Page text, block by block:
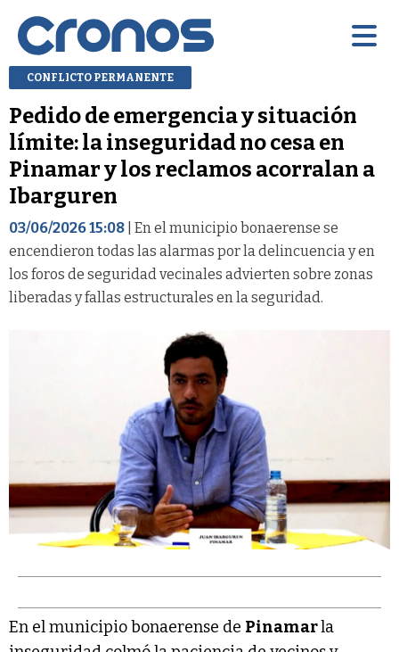
CONFLICTO PERMANENTE
Pedido de emergencia y situación
límite: la inseguridad no cesa en
Pinamar y los reclamos acorralan a
Ibarguren
03/06/2026 15:08 | En el municipio bonaerense se
encendieron todas las alarmas por la delincuencia y en
los foros de seguridad vecinales advierten sobre zonas
liberadas y fallas estructurales en la seguridad.
En el municipio bonaerense de Pinamarla